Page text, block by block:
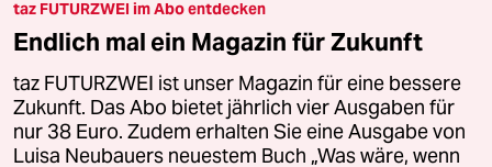
taz FUTURZWEI im Abo entdecken
Endlich mal ein Magazin für Zukunft
taz FUTURZWEI ist unser Magazin für eine bessere
Zukunft. Das Abo bietet jährlich vier Ausgaben für
nur 38 Euro. Zudem erhalten Sie eine Ausgabe von
Luisa Neubauers neuestem Buch „Was wäre, wenn